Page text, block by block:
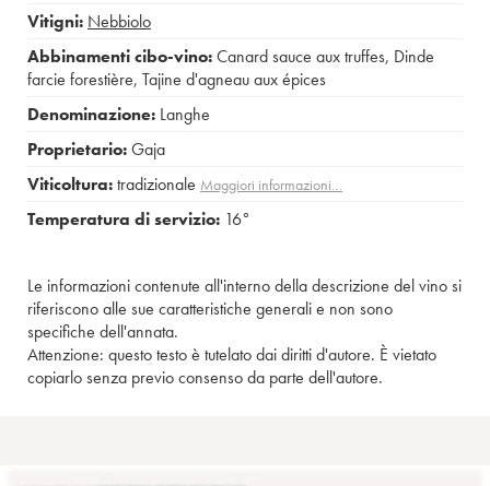
Vitigni: Nebbiolo
Abbinamenti cibo-vino:Canard sauce aux truffes, Dinde
farcie forestière, Tajine d'agneau aux épices
Denominazione: Langhe
Proprietario:Gaja
Viticoltura:tradizionale Maggiori informazioni…
Temperatura di servizio: 16°
Le informazioni contenute all'interno della descrizione del vino si
riferiscono alle sue caratteristiche generali e non sono
specifiche dell'annata.
Attenzione: questo testo è tutelato dai diritti d'autore. È vietato
copiarlo senza previo consenso da parte dell'autore.